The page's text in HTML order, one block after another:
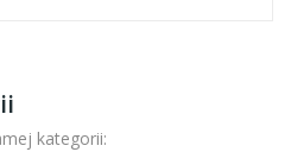
kategorii: